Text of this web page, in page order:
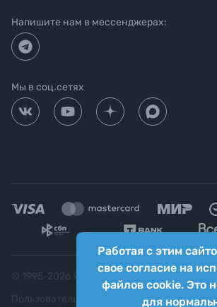
Работая с этим
свое согласие на
файлов cookie. Это
для
Напишите нам в мессенджерах:
Мы в соц.сетях
Яркий фотомаркет ("Яркий
Пользовательское соглашение